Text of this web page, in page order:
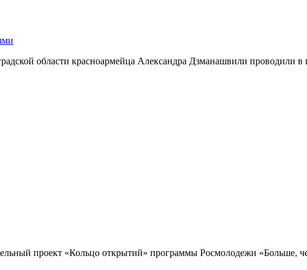
области красноармейца Александра Дзманашвили проводили в
проект «Кольцо открытий» программы Росмолодежи «Больше,